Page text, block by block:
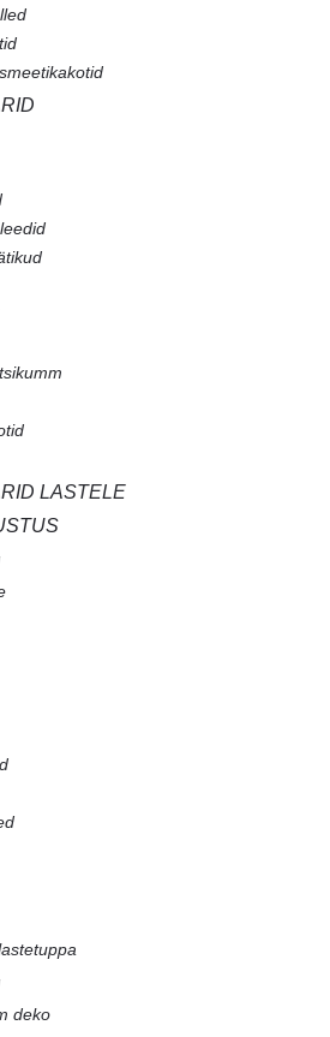
LASTELE
deko